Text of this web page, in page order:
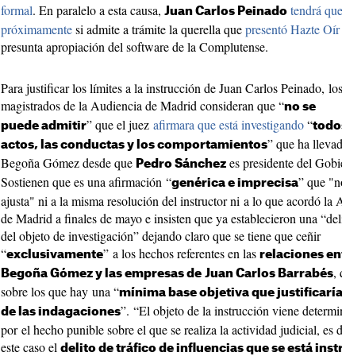
formal. En paralelo a esta causa, Juan Carlos Peinado tendrá
próximamentesi admite a trámite la querella quepresentó Hazte Oír
presunta apropiación del software de la Complutense.
Para justificar los límites a la instrucción de Juan Carlos Peinado, los
magistrados de la Audiencia de Madrid consideran que “no se
puede admitir” que el juez afirmara que está investigando“
actos, las conductas y los comportamientos” que ha
Begoña Gómez desde que Pedro Sánchez es presidente del
Sostienen que es una afirmación “genérica e imprecisa” que
ajusta" ni a la misma resolución del instructor ni a lo que acordó la
de Madrid a finales de mayo e insisten que ya establecieron una
del objeto de investigación” dejando claro que se tiene que ceñir
“exclusivamente” a los hechos referentes en las relaciones
Begoña Gómez y las empresas de Juan Carlos Barrabés,
sobre los que hay una “mínima base objetiva que
de las indagaciones”. “El objeto de la instrucción viene
por el hecho punible sobre el que se realiza la actividad judicial, es
este caso el delito de tráfico de influencias que se está